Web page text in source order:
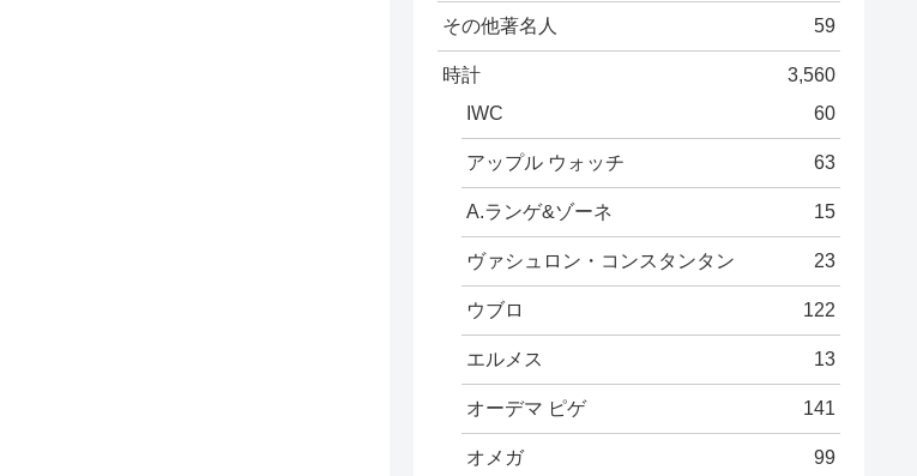
その他著名人 59
時計
3,560
IWC
60
アップル ウォッチ 63
A.ランゲ&ゾーネ 15
ヴァシュロン・コンスタンタン 23
ウブロ 122
エルメス 13
オーデマ ピゲ 141
オメガ 99